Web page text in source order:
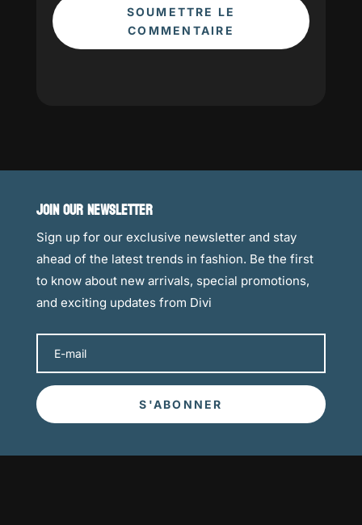
SOUMETTRE LE
COMMENTAIRE
JOIN OUR NEWSLETTER
Sign up for our exclusive newsletter and stay
ahead of the latest trends in fashion. Be the first
to know about new arrivals, special promotions,
and exciting updates from Divi
S'ABONNER